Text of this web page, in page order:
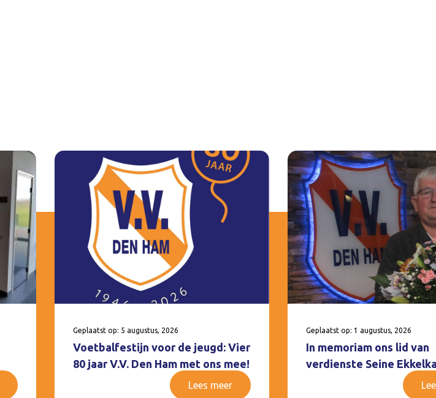
Geplaatst op: 5 augustus, 2026
Voetbalfestijn voor de jeugd: Vier
80 jaar V.V. Den Ham met ons mee!
Lees meer
Geplaatst op: 1 augustus, 2026
In memoriam ons lid van
verdienste Seine